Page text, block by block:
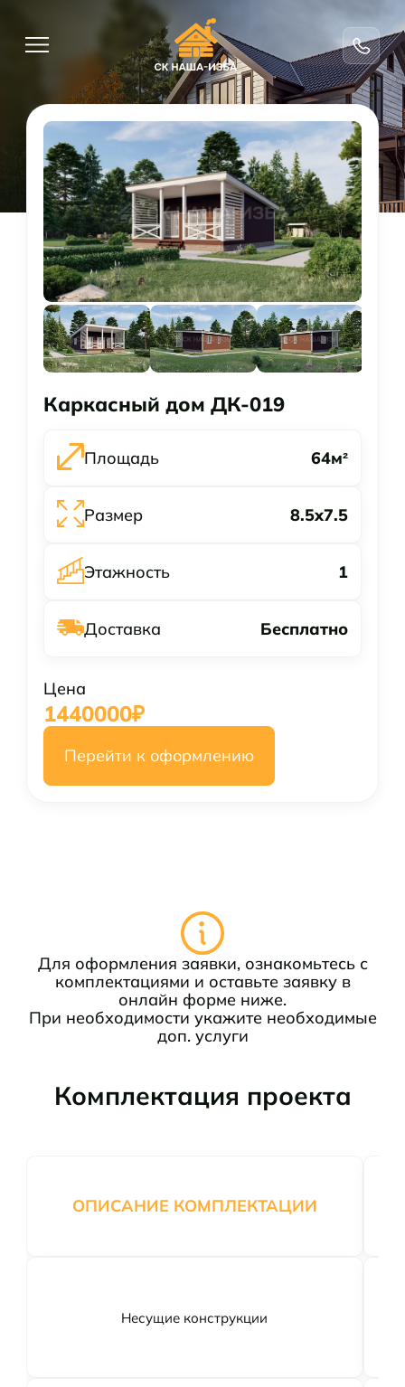
Каркасный дом ДК-019
Площадь 64м²
Размер 8.5x7.5
Этажность 1
Доставка Бесплатно
Цена
1440000₽
Перейти к оформлению
Для оформления заявки, ознакомьтесь с
комплектациями и оставьте заявку в
онлайн форме ниже.
При необходимости укажите необходимые
доп. услуги
Комплектация проекта
ОПИСАНИЕ КОМПЛЕКТАЦИИ
Несущие конструкции